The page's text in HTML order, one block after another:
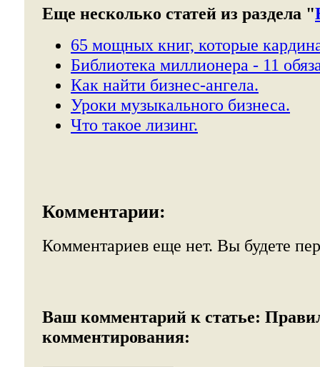
Еще несколько статей из раздела "
65 мощных книг, которые
Библиотека миллионера - 11
Как найти бизнес-ангела.
Уроки музыкального бизнеса.
Что такое лизинг.
Комментарии:
Комментариев еще нет. Вы будете
Ваш комментарий к статье:
комментирования: